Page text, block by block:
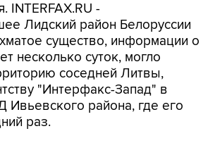
INTERFAX.RU -
Лидский район Белоруссии
существо, информации о
несколько суток, могло
соседней Литвы,
"Интерфакс-Запад" в
Ивьевского района, где его
раз.